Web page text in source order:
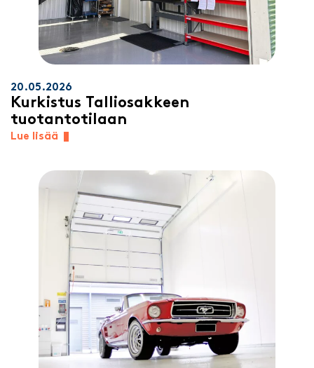
20.05.2026
Kurkistus Talliosakkeen
tuotantotilaan
Lue lisää